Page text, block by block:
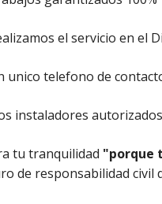
el servicio en el
unico telefono de
instaladores
tu tranquilidad "porque
de responsabilidad civil